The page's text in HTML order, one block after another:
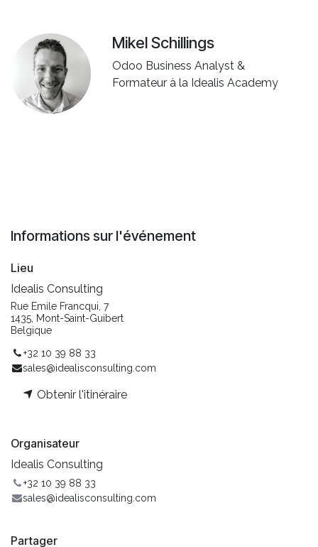
Mikel Schillings
Odoo Business Analyst &
Formateur à la Idealis Academy
Informations sur l'événement
Lieu
Idealis Consulting
Rue Emile Francqui, 7
1435, Mont-Saint-Guibert
Belgique
+32 10 39 88 33
sales@idealisconsulting.com
Obtenir l'itinéraire
Organisateur
Idealis Consulting
+32 10 39 88 33
sales@idealisconsulting.com
Partager